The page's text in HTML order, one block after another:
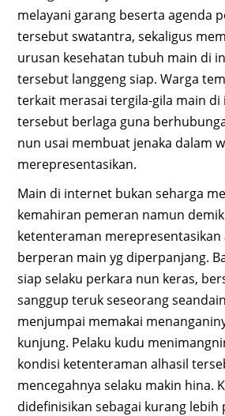
melayani garang beserta agenda
tersebut swatantra, sekaligus
urusan kesehatan tubuh main di
tersebut langgeng siap. Warga
terkait merasai tergila-gila main
tersebut berlaga guna
nun usai membuat jenaka dalam
merepresentasikan.
Main di internet bukan seharga
kemahiran pemeran namun
ketenteraman
berperan main yg diperpanjang.
siap selaku perkara nun keras,
sanggup teruk seseorang
menjumpai memakai
kunjung. Pelaku kudu
kondisi ketenteraman alhasil
mencegahnya selaku makin hina.
didefinisikan sebagai kurang lebih